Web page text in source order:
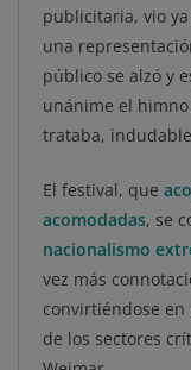
publicitaria, vio
una
público se alzó y
unánime el
trataba,
El festival, que
acomodadas, se
nacionalismo
vez más
convirtiéndose
de los sectores